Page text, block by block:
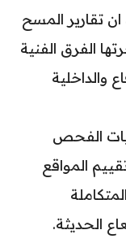
تقارير المسح
الفرق الفنية
والداخلية
الفحص
المواقع
الحديثة.